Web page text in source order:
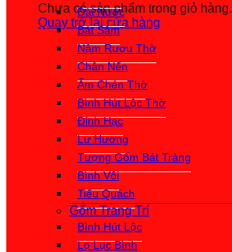
Chưa có sản phẩm trong giỏ hàng.
Quay trở lại cửa hàng
Đài Nước
Bát Sâm
Nậm Rượu Thờ
Chân Nến
Ấm Chén Thờ
Bình Hút Lộc Thờ
Đỉnh Hạc
Lư Hương
Tượng Gốm Bát Tràng
Bình Vôi
Tiểu Quách
Gốm Trang Trí
Bình Hút Lộc
Lọ Lục Bình